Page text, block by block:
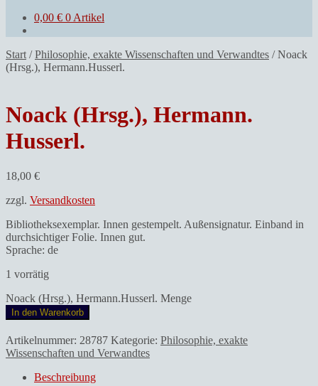
0,00 € 0 Artikel
Start /Philosophie, exakte Wissenschaften und Verwandtes /Noack
(Hrsg.), Hermann.Husserl.
Noack (Hrsg.), Hermann.
Husserl.
18,00 €
zzgl. Versandkosten
Bibliotheksexemplar. Innen gestempelt. Außensignatur. Einband in
durchsichtiger Folie. Innen gut.
Sprache: de
1 vorrätig
Noack (Hrsg.), Hermann.Husserl. Menge
In den Warenkorb
Artikelnummer: 28787 Kategorie: Philosophie, exakte
Wissenschaften und Verwandtes
Beschreibung